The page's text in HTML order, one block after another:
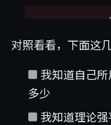
对照看看，下面这
我知道自己
多少
我知道理论